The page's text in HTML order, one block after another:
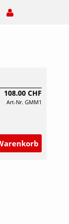
108.00 CHF
Art-Nr. GMM1